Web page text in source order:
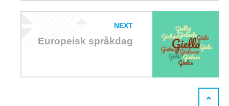
NEXT
Europeisk språkdag